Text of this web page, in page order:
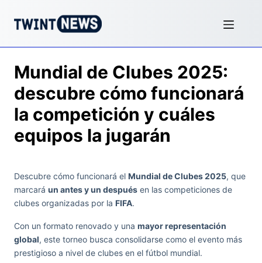
Mundial de Clubes 2025:
descubre cómo funcionará
la competición y cuáles
equipos la jugarán
Descubre cómo funcionará el Mundial de Clubes 2025, que
marcará un antes y un después en las competiciones de
clubes organizadas por la FIFA.
Con un formato renovado y una mayor representación
global, este torneo busca consolidarse como el evento más
prestigioso a nivel de clubes en el fútbol mundial.